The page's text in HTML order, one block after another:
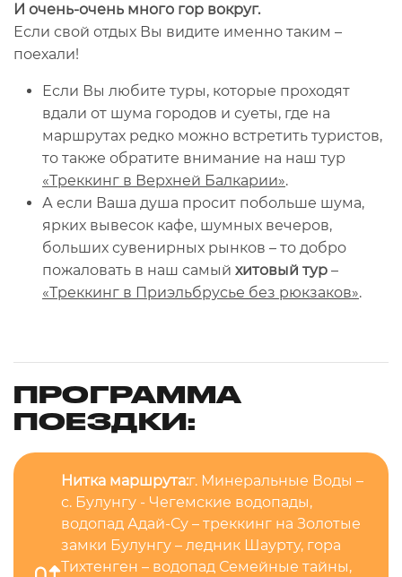
И очень-очень много гор вокруг.
Если свой отдых Вы видите именно таким –
поехали!
Если Вы любите туры, которые проходят
вдали от шума городов и суеты, где на
маршрутах редко можно встретить туристов,
то также обратите внимание на наш тур
«Треккинг в Верхней Балкарии».
А если Ваша душа просит побольше шума,
ярких вывесок кафе, шумных вечеров,
больших сувенирных рынков – то добро
пожаловать в наш самый хитовый тур –
«Треккинг в Приэльбрусье без рюкзаков».
ПРОГРАММА
ПОЕЗДКИ:
Нитка маршрута:г. Минеральные Воды –
с. Булунгу - Чегемские водопады,
водопад Адай-Су – треккинг на Золотые
замки Булунгу – ледник Шаурту, гора
Тихтенген – водопад Семейные тайны,